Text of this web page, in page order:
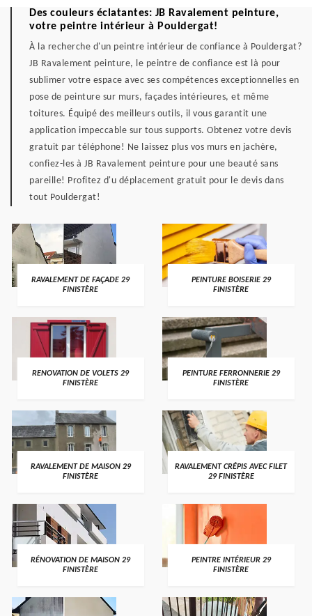
Des couleurs éclatantes: JB Ravalement peinture,
votre peintre intérieur à Pouldergat!
À la recherche d'un peintre intérieur de confiance à Pouldergat?
JB Ravalement peinture, le peintre de confiance est là pour
sublimer votre espace avec ses compétences exceptionnelles en
pose de peinture sur murs, façades intérieures, et même
toitures. Équipé des meilleurs outils, il vous garantit une
application impeccable sur tous supports. Obtenez votre devis
gratuit par téléphone! Ne laissez plus vos murs en jachère,
confiez-les à JB Ravalement peinture pour une beauté sans
pareille! Profitez d'u déplacement gratuit pour le devis dans
tout Pouldergat!
RAVALEMENT DE FAÇADE 29
FINISTÈRE
PEINTURE BOISERIE 29
FINISTÈRE
RENOVATION DE VOLETS 29
FINISTÈRE
PEINTURE FERRONNERIE 29
FINISTÈRE
RAVALEMENT DE MAISON 29
FINISTÈRE
RAVALEMENT CRÉPIS AVEC FILET
29 FINISTÈRE
RÉNOVATION DE MAISON 29
FINISTÈRE
PEINTRE INTÉRIEUR 29
FINISTÈRE